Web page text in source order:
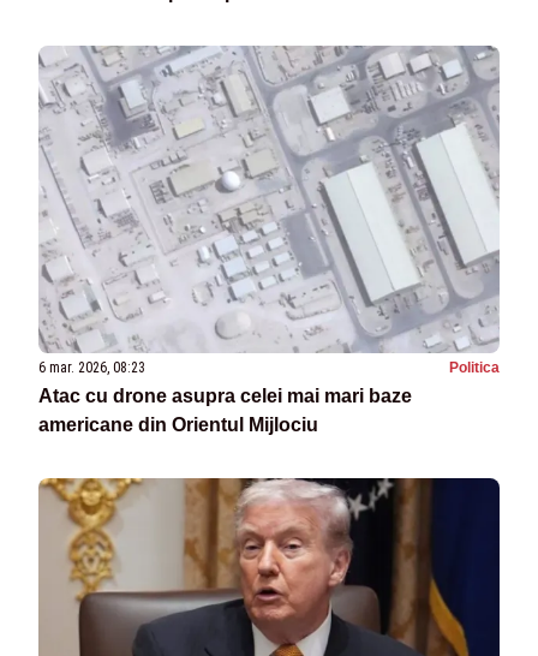
6 mar. 2026, 08:23 Politica
Atac cu drone asupra celei mai mari baze
americane din Orientul Mijlociu